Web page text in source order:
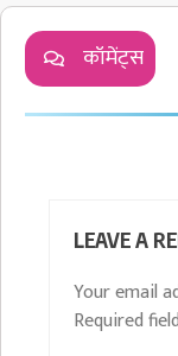
कॉमेंट्स
LEAVE A
Your email
Required